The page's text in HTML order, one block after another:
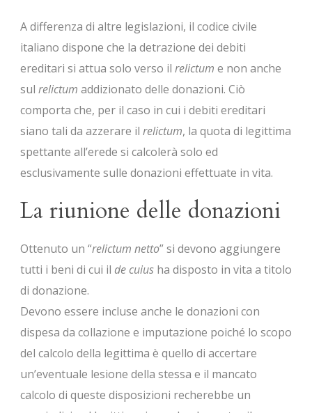
A differenza di altre legislazioni, il codice civile
italiano dispone che la detrazione dei debiti
ereditari si attua solo verso il relictum e non anche
sul relictum addizionato delle donazioni. Ciò
comporta che, per il caso in cui i debiti ereditari
siano tali da azzerare il relictum, la quota di legittima
spettante all’erede si calcolerà solo ed
esclusivamente sulle donazioni effettuate in vita.
La riunione delle donazioni
Ottenuto un “relictum netto” si devono aggiungere
tutti i beni di cui il de cuius ha disposto in vita a titolo
di donazione.
Devono essere incluse anche le donazioni con
dispesa da collazione e imputazione poiché lo scopo
del calcolo della legittima è quello di accertare
un’eventuale lesione della stessa e il mancato
calcolo di queste disposizioni recherebbe un